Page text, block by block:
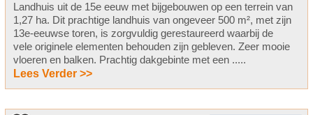
Landhuis uit de 15e eeuw met bijgebouwen op een terrein van
1,27 ha. Dit prachtige landhuis van ongeveer 500 m², met zijn
13e-eeuwse toren, is zorgvuldig gerestaureerd waarbij de
vele originele elementen behouden zijn gebleven. Zeer mooie
vloeren en balken. Prachtig dakgebinte met een .....
Lees Verder >>